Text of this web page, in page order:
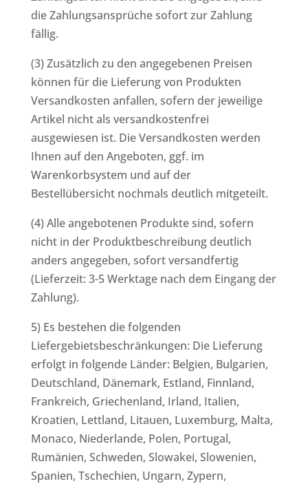
die Zahlungsansprüche sofort zur Zahlung
fällig.
(3) Zusätzlich zu den angegebenen Preisen
können für die Lieferung von Produkten
Versandkosten anfallen, sofern der jeweilige
Artikel nicht als versandkostenfrei
ausgewiesen ist. Die Versandkosten werden
Ihnen auf den Angeboten, ggf. im
Warenkorbsystem und auf der
Bestellübersicht nochmals deutlich mitgeteilt.
(4) Alle angebotenen Produkte sind, sofern
nicht in der Produktbeschreibung deutlich
anders angegeben, sofort versandfertig
(Lieferzeit: 3-5 Werktage nach dem Eingang der
Zahlung).
5) Es bestehen die folgenden
Liefergebietsbeschränkungen: Die Lieferung
erfolgt in folgende Länder: Belgien, Bulgarien,
Deutschland, Dänemark, Estland, Finnland,
Frankreich, Griechenland, Irland, Italien,
Kroatien, Lettland, Litauen, Luxemburg, Malta,
Monaco, Niederlande, Polen, Portugal,
Rumänien, Schweden, Slowakei, Slowenien,
Spanien, Tschechien, Ungarn, Zypern,